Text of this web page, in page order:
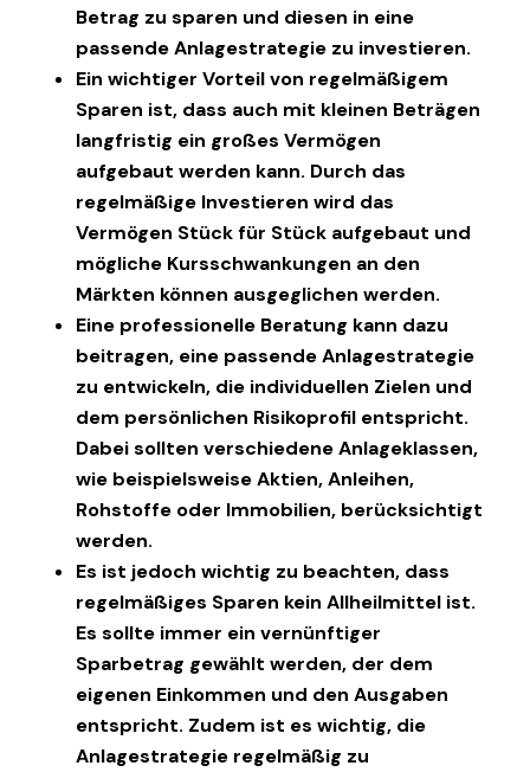
Betrag zu sparen und diesen in eine
passende Anlagestrategie zu investieren.
Ein wichtiger Vorteil von regelmäßigem
Sparen ist, dass auch mit kleinen Beträgen
langfristig ein großes Vermögen
aufgebaut werden kann. Durch das
regelmäßige Investieren wird das
Vermögen Stück für Stück aufgebaut und
mögliche Kursschwankungen an den
Märkten können ausgeglichen werden.
Eine professionelle Beratung kann dazu
beitragen, eine passende Anlagestrategie
zu entwickeln, die individuellen Zielen und
dem persönlichen Risikoprofil entspricht.
Dabei sollten verschiedene Anlageklassen,
wie beispielsweise Aktien, Anleihen,
Rohstoffe oder Immobilien, berücksichtigt
werden.
Es ist jedoch wichtig zu beachten, dass
regelmäßiges Sparen kein Allheilmittel ist.
Es sollte immer ein vernünftiger
Sparbetrag gewählt werden, der dem
eigenen Einkommen und den Ausgaben
entspricht. Zudem ist es wichtig, die
Anlagestrategie regelmäßig zu